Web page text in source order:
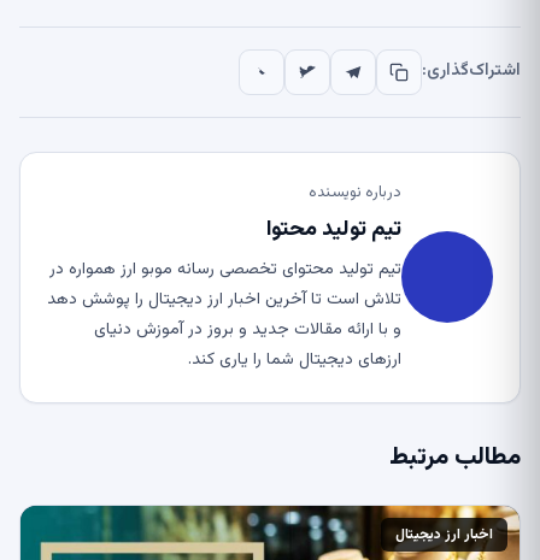
اشتراک‌گذاری:
درباره نویسنده
تیم تولید محتوا
تیم تولید محتوای تخصصی رسانه موبو ارز همواره در
تلاش است تا آخرین اخبار ارز دیجیتال را پوشش دهد
و با ارائه مقالات جدید و بروز در آموزش دنیای
ارزهای دیجیتال شما را یاری کند.
مطالب مرتبط
اخبار ارز دیجیتال